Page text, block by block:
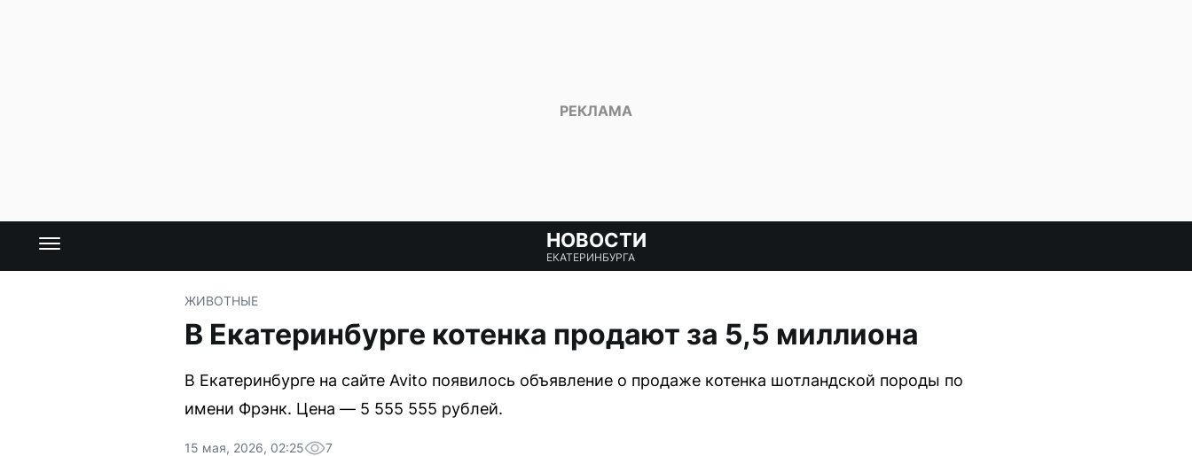
НОВОСТИ
ЕКАТЕРИНБУРГА
ЖИВОТНЫЕ
В Екатеринбурге котенка продают за 5,5 миллиона
В Екатеринбурге на сайте Avito появилось объявление о продаже котенка шотландской породы по
имени Фрэнк. Цена — 5 555 555 рублей.
15 мая, 2026, 02:25 7